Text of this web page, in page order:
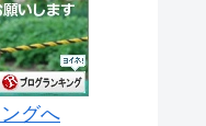
グへ